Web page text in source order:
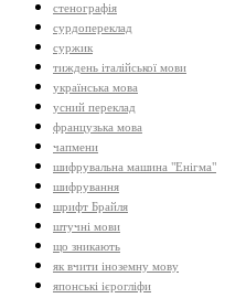
стенографія
сурдопереклад
суржик
тиждень італійської мови
українська мова
усний переклад
французька мова
чапмени
шифрувальна машина "Енігма"
шифрування
шрифт Брайля
штучні мови
що зникають
як вчити іноземну мову
японські ієрогліфи